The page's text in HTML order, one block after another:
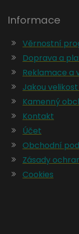
Informace
Věrnostní
Doprava a
Reklamace a
Jakou
Kamenný
Kontakt
Účet
Obchodní
Zásady
Cookies